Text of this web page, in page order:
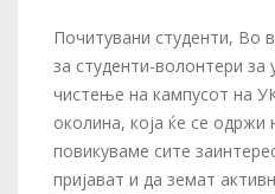
Почитувани студенти, Во
за студенти-волонтери за
чистење на кампусот на
околина, која ќе се одржи
повикуваме сите
пријават и да земат